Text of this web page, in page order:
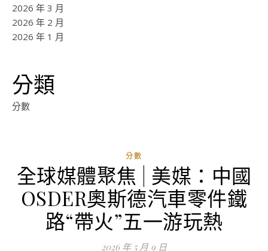
2026 年 3 月
2026 年 2 月
2026 年 1 月
分類
分數
分數
全球媒體聚焦 | 美媒：中國
OSDER奧斯德汽車零件鐵
路“帶火”五一游玩熱
2026 年 5 月 9 日